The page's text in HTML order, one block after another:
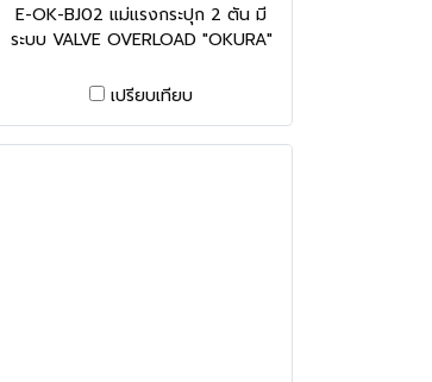
E-OK-BJ02 แม่แรงกระปุก 2 ตัน มี
ระบบ VALVE OVERLOAD "OKURA"
เปรียบเทียบ